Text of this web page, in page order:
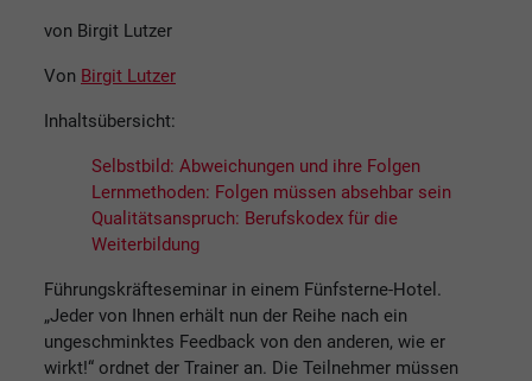
von Birgit Lutzer
Von Birgit Lutzer
Inhaltsübersicht:
Selbstbild: Abweichungen und ihre Folgen
Lernmethoden: Folgen müssen absehbar sein
Qualitätsanspruch: Berufskodex für die
Weiterbildung
Führungskräfteseminar in einem Fünfsterne-Hotel.
„Jeder von Ihnen erhält nun der Reihe nach ein
ungeschminktes Feedback von den anderen, wie er
wirkt!“ ordnet der Trainer an. Die Teilnehmer müssen